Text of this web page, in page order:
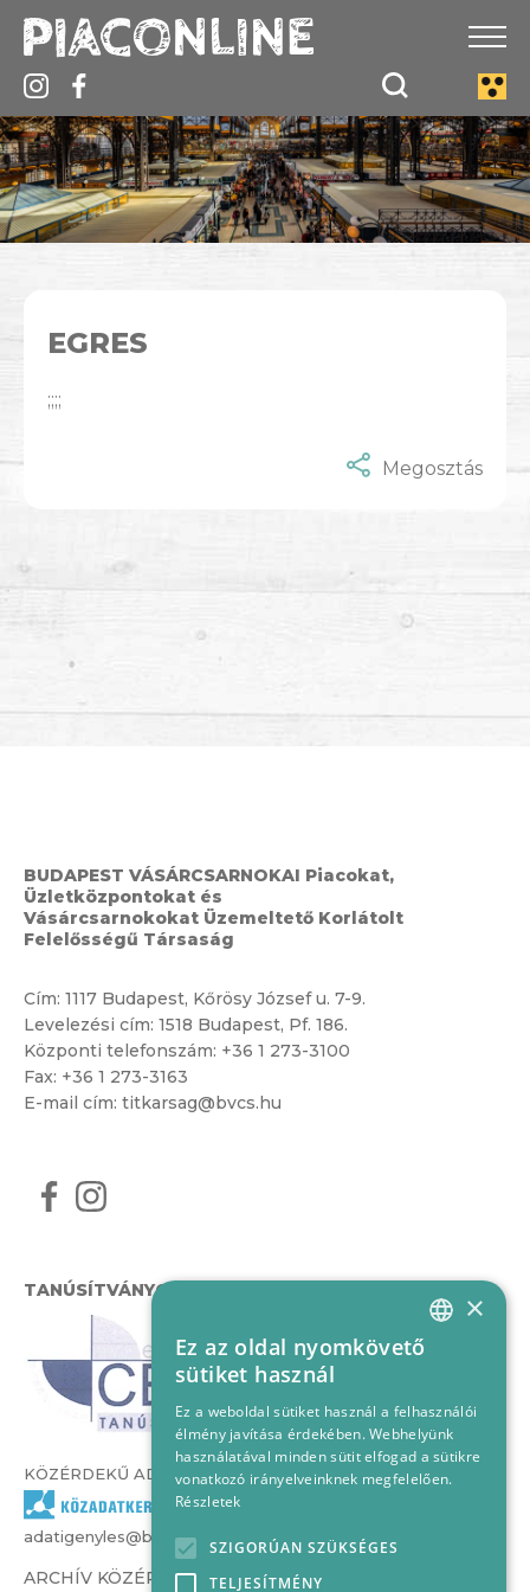
EGRES
;;;;
Megosztás
BUDAPEST VÁSÁRCSARNOKAI Piacokat,
Üzletközpontokat és
Vásárcsarnokokat Üzemeltető Korlátolt
Felelősségű Társaság
Cím: 1117 Budapest, Kőrösy József u. 7-9.
Levelezési cím: 1518 Budapest, Pf. 186.
Központi telefonszám: +36 1 273-3100
Fax: +36 1 273-3163
E-mail cím: titkarsag@bvcs.hu
TANÚSÍTVÁNYOK
KÖZÉRDEKŰ ADATOK
adatigenyles@bvcs.hu
ARCHÍV KÖZÉRDEKŰ ADATOK –
HUNGARIAN
×
Ez az oldal nyomkövető
sütiket használ
Ez a weboldal sütiket használ a felhasználói
élmény javítása érdekében. Webhelyünk
használatával minden sütit elfogad a sütikre
vonatkozó irányelveinknek megfelelően.
Részletek
SZIGORÚAN SZÜKSÉGES
TELJESÍTMÉNY